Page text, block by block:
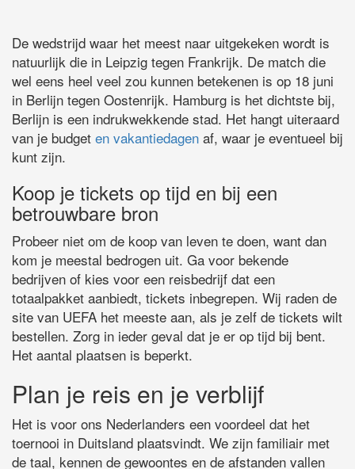
De wedstrijd waar het meest naar uitgekeken wordt is
natuurlijk die in Leipzig tegen Frankrijk. De match die
wel eens heel veel zou kunnen betekenen is op 18 juni
in Berlijn tegen Oostenrijk. Hamburg is het dichtste bij,
Berlijn is een indrukwekkende stad. Het hangt uiteraard
van je budget en vakantiedagen af, waar je eventueel bij
kunt zijn.
Koop je tickets op tijd en bij een
betrouwbare bron
Probeer niet om de koop van leven te doen, want dan
kom je meestal bedrogen uit. Ga voor bekende
bedrijven of kies voor een reisbedrijf dat een
totaalpakket aanbiedt, tickets inbegrepen. Wij raden de
site van UEFA het meeste aan, als je zelf de tickets wilt
bestellen. Zorg in ieder geval dat je er op tijd bij bent.
Het aantal plaatsen is beperkt.
Plan je reis en je verblijf
Het is voor ons Nederlanders een voordeel dat het
toernooi in Duitsland plaatsvindt. We zijn familiair met
de taal, kennen de gewoontes en de afstanden vallen